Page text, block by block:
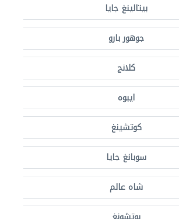
بيتالينغ جايا
جوهور بارو
كلانج
ايبوه
كوتشينغ
سوبانغ جايا
شاه عالم